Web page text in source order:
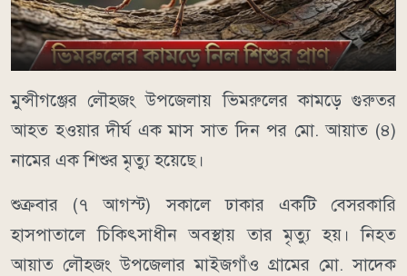
মুন্সীগঞ্জের লৌহজং উপজেলায় ভিমরুলের কামড়ে গুরুতর
আহত হওয়ার দীর্ঘ এক মাস সাত দিন পর মো. আয়াত (৪)
নামের এক শিশুর মৃত্যু হয়েছে।
শুক্রবার (৭ আগস্ট) সকালে ঢাকার একটি বেসরকারি
হাসপাতালে চিকিৎসাধীন অবস্থায় তার মৃত্যু হয়। নিহত
আয়াত লৌহজং উপজেলার মাইজগাঁও গ্রামের মো. সাদেক